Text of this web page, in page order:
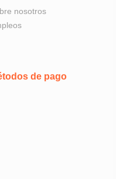
nosotros
de pago